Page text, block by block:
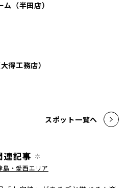
（半田店）
得工務店）
スポット一覧へ
連記事
島・愛西エリア